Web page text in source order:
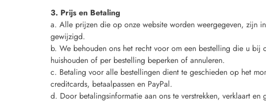
3. Prijs en Betaling
a. Alle prijzen die op onze website worden weergegeven, zijn
gewijzigd.
b. We behouden ons het recht voor om een bestelling die u bij
huishouden of per bestelling beperken of annuleren.
c. Betaling voor alle bestellingen dient te geschieden op het
creditcards, betaalpassen en PayPal.
d. Door betalingsinformatie aan ons te verstrekken, verklaart